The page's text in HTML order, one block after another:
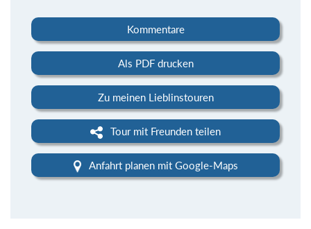
Kommentare
Als PDF drucken
Zu meinen Lieblinstouren
Tour mit Freunden teilen
Anfahrt planen mit Google-Maps